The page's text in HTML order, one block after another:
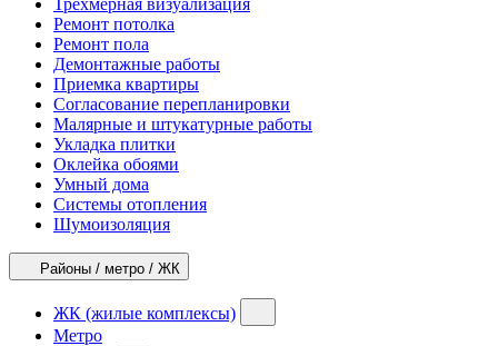
Трехмерная визуализация
Ремонт потолка
Ремонт пола
Демонтажные работы
Приемка квартиры
Согласование перепланировки
Малярные и штукатурные работы
Укладка плитки
Оклейка обоями
Умный дома
Системы отопления
Шумоизоляция
Районы / метро / ЖК
ЖК (жилые комплексы)
Метро